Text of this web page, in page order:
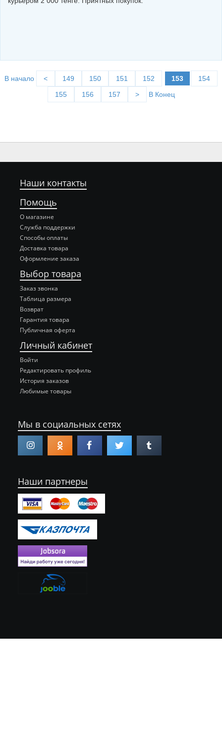
В начало < 149 150 151 152 153
154
155
156 157 > В Конец
Наши контакты
Помощь
О магазине
Служба поддержки
Способы оплаты
Доставка товара
Оформление заказа
Выбор товара
Заказ звонка
Таблица размера
Возврат
Гарантия товара
Публичная оферта
Личный кабинет
Войти
Редактировать профиль
История заказов
Любимые товары
Мы в социальных сетях
Наши партнеры